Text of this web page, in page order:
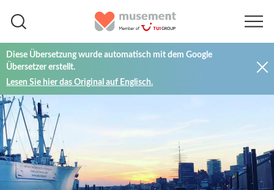
Diese Übersetzung wurde automatisch mit dem Google
Übersetzer erstellt.
Lesen Sie hier das Original auf Englisch.